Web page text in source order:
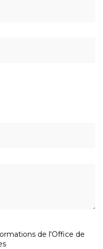
de l'Office de